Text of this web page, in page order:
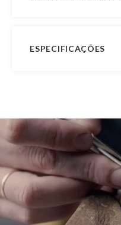
ESPECIFICAÇÕES
Fabricação
Material
Pedra